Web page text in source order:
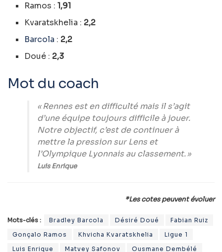
Ramos :1,91
Kvaratskhelia : 2,2
Barcola : 2,2
Doué : 2,3
Mot du coach
« Rennes est en difficulté mais il s’agit
d’une équipe toujours difficile à jouer.
Notre objectif, c’est de continuer à
mettre la pression sur Lens et
l’Olympique Lyonnais au classement. »
Luis Enrique
*Les cotes peuvent évoluer
Mots-clés : Bradley Barcola Désiré Doué
Fabian Ruiz
Gonçalo Ramos
Khvicha Kvaratskhelia
Ligue 1
Luis Enrique
Matvey Safonov Ousmane Dembélé